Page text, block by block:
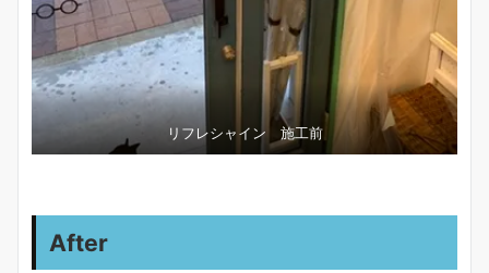
リフレシャイン 施工前
After